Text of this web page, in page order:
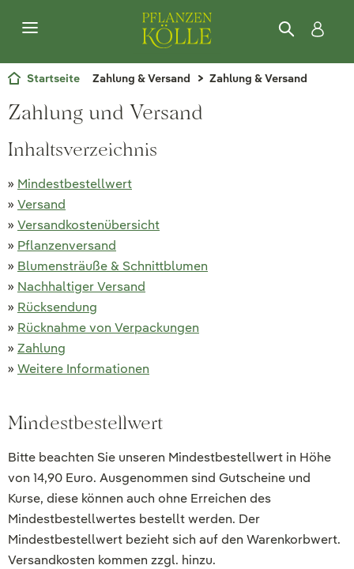
Startseite Zahlung & Versand Zahlung & Versand
Zahlung und Versand
Inhaltsverzeichnis
» Mindestbestellwert
» Versand
» Versandkostenübersicht
» Pflanzenversand
» Blumensträuße & Schnittblumen
» Nachhaltiger Versand
» Rücksendung
» Rücknahme von Verpackungen
» Zahlung
» Weitere Informationen
Mindestbestellwert
Bitte beachten Sie unseren Mindestbestellwert in Höhe
von 14,90 Euro. Ausgenommen sind Gutscheine und
Kurse, diese können auch ohne Erreichen des
Mindestbestellwertes bestellt werden. Der
Mindestbestellwert bezieht sich auf den Warenkorbwert.
Versandkosten kommen zzgl. hinzu.